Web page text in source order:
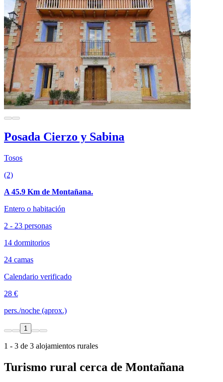
Posada Cierzo y Sabina
Tosos
(2)
A 45.9 Km de Montañana.
Entero o habitación
2 - 23 personas
14 dormitorios
24 camas
Calendario verificado
28 €
pers./noche (aprox.)
1
1 - 3 de 3 alojamientos rurales
Turismo rural cerca de Montañana